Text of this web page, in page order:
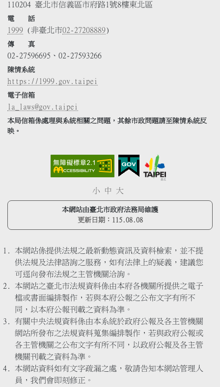
110204 臺北市信義區市府路1號8樓東北區
電 話
1999 (非臺北市02-27208889)
傳 真
02-27596695、02-27593266
陳情系統
https://1999.gov.taipei
電子信箱
la_laws@gov.taipei
本局信箱係處理與系統相關之問題，其餘市政問題請至陳情系統反
映。
小 中 大
本網站由臺北市政府法務局維護
更新日期： 115.08.08
本網站係提供法規之最新動態資訊及資料檢索，並不提
供法規及法律諮詢之服務，如有法律上的疑義，建議您
可逕向發布法規之主管機關洽詢。
本網站之臺北市法規資料係由本府各機關所提供之電子
檔或書面編排製作，若與本府公報之公布文字有所不
同，以本府公報刊載之資料為準。
有關中央法規資料係由本系統於政府公報及各主管機關
網站所發布之法規資料蒐集編排製作，若與政府公報或
各主管機關之公布文字有所不同，以政府公報及各主管
機關刊載之資料為準。
本網站資料如有文字疏漏之處，敬請告知本網站管理人
員，我們會即刻修正。